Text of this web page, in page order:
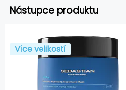
Nástupce produktu
Více velikostí